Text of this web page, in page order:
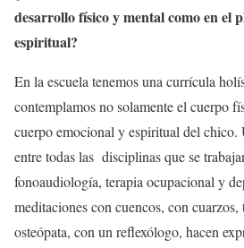
desarrollo físico y mental como en el
espiritual?
En la escuela tenemos una currícula
contemplamos no solamente el cuerpo
cuerpo emocional y espiritual del
entre todas las disciplinas que se
fonoaudiología, terapia ocupacional y
meditaciones con cuencos, con
osteópata, con un reflexólogo, hacen